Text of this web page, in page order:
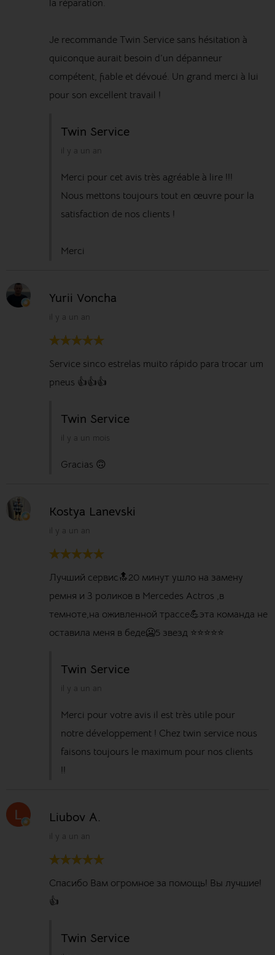
la réparation.
Je recommande Twin Service sans hésitation à
quiconque aurait besoin d’un dépanneur
compétent, fiable et dévoué. Un grand merci à lui
pour son excellent travail !
Twin Service
il y a un an
Merci pour cet avis très agréable à lire !!!
Nous mettons toujours tout en œuvre pour la
satisfaction de nos clients !
Merci
Yurii Voncha
il y a un an
Service sinco estrelas muito rápido para trocar um
pneus 👍👍👍
Twin Service
il y a un mois
Gracias 🙃
Kostya Lanevski
il y a un an
Лучший сервис🔝20 минут ушло на замену
ремня и 3 роликов в Mercedes Actros ,в
темноте,на оживленной трассе💪эта команда не
оставила меня в беде🥶5 звезд ⭐️⭐️⭐️⭐️⭐️
Twin Service
il y a un an
Merci pour votre avis il est très utile pour
notre développement ! Chez twin service nous
faisons toujours le maximum pour nos clients
!!
Liubov A.
il y a un an
Спасибо Вам огромное за помощь! Вы лучшие!
👍
Twin Service